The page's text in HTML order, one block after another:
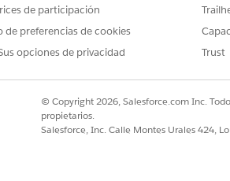
de participación
de preferencias de cookies
opciones de privacidad
Trust
© Copyright 2026, Salesforce.com Inc.
propietarios.
Salesforce, Inc. Calle Montes Urales 424,